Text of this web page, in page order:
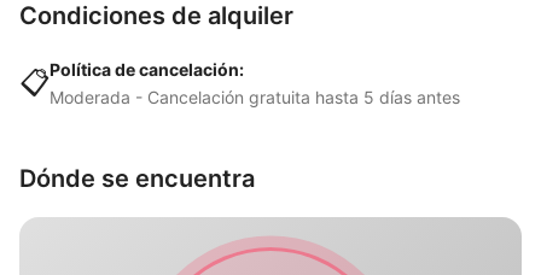
Condiciones de alquiler
📋Política de cancelación:
Moderada - Cancelación gratuita hasta 5 días antes
Dónde se encuentra